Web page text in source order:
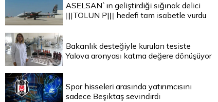
ASELSAN`ın geliştirdiği sığınak delici
|||TOLUN P||| hedefi tam isabetle vurdu
Bakanlık desteğiyle kurulan tesiste
Yalova aronyası katma değere dönüşüyor
Spor hisseleri arasında yatırımcısını
sadece Beşiktaş sevindirdi